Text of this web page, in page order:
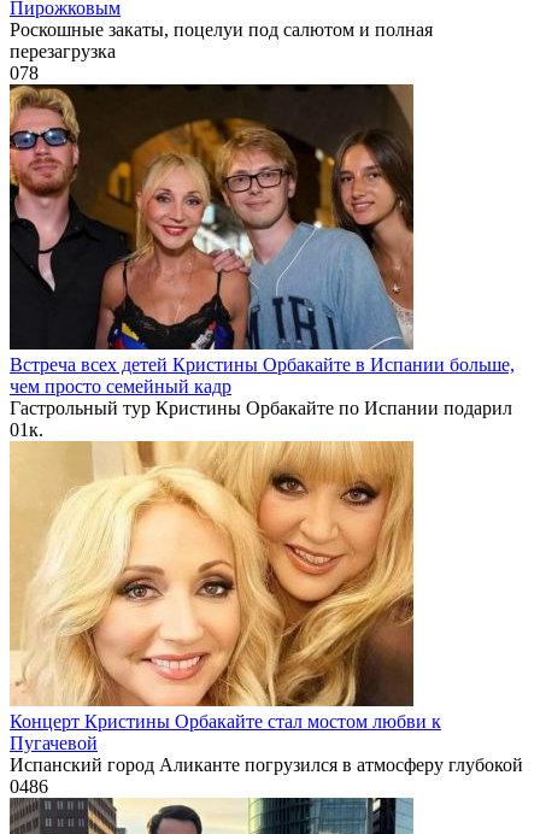
Пирожковым
Роскошные закаты, поцелуи под салютом и полная
перезагрузка
078
Встреча всех детей Кристины Орбакайте в Испании больше,
чем просто семейный кадр
Гастрольный тур Кристины Орбакайте по Испании подарил
01к.
Концерт Кристины Орбакайте стал мостом любви к
Пугачевой
Испанский город Аликанте погрузился в атмосферу глубокой
0486